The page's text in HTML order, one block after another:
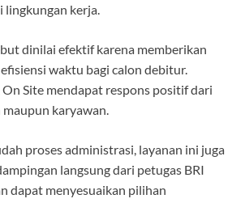
lingkungan kerja.
dinilai efektif karena memberikan
waktu bagi calon debitur.
On Site mendapat respons positif dari
karyawan.
proses administrasi, layanan ini juga
langsung dari petugas BRI
dapat menyesuaikan pilihan